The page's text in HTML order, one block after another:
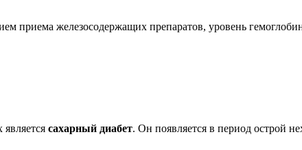
железосодержащих препаратов, уровень
сахарный диабет. Он появляется в период острой